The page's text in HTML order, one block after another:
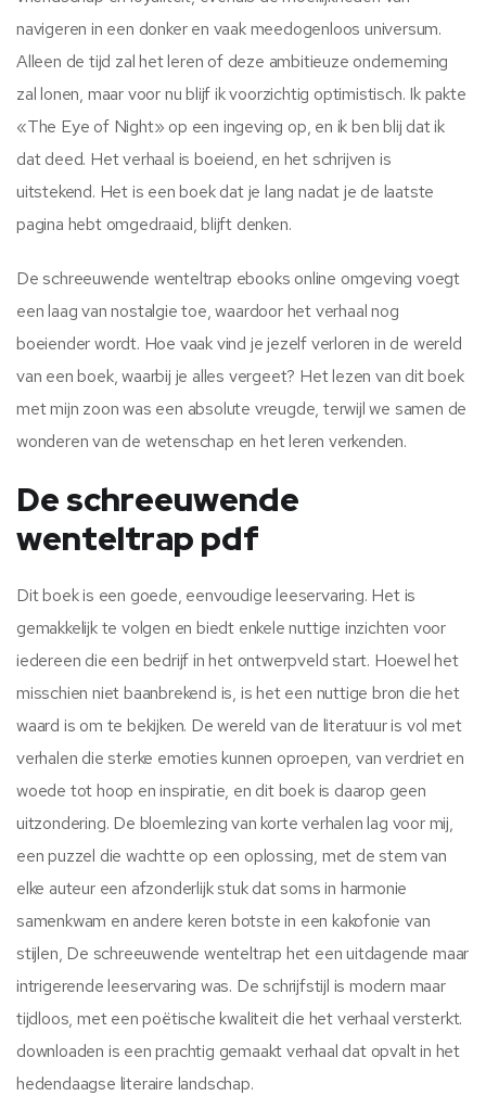
navigeren in een donker en vaak meedogenloos universum.
Alleen de tijd zal het leren of deze ambitieuze onderneming
zal lonen, maar voor nu blijf ik voorzichtig optimistisch. Ik pakte
«The Eye of Night» op een ingeving op, en ik ben blij dat ik
dat deed. Het verhaal is boeiend, en het schrijven is
uitstekend. Het is een boek dat je lang nadat je de laatste
pagina hebt omgedraaid, blijft denken.
De schreeuwende wenteltrap ebooks online omgeving voegt
een laag van nostalgie toe, waardoor het verhaal nog
boeiender wordt. Hoe vaak vind je jezelf verloren in de wereld
van een boek, waarbij je alles vergeet? Het lezen van dit boek
met mijn zoon was een absolute vreugde, terwijl we samen de
wonderen van de wetenschap en het leren verkenden.
De schreeuwende
wenteltrap pdf
Dit boek is een goede, eenvoudige leeservaring. Het is
gemakkelijk te volgen en biedt enkele nuttige inzichten voor
iedereen die een bedrijf in het ontwerpveld start. Hoewel het
misschien niet baanbrekend is, is het een nuttige bron die het
waard is om te bekijken. De wereld van de literatuur is vol met
verhalen die sterke emoties kunnen oproepen, van verdriet en
woede tot hoop en inspiratie, en dit boek is daarop geen
uitzondering. De bloemlezing van korte verhalen lag voor mij,
een puzzel die wachtte op een oplossing, met de stem van
elke auteur een afzonderlijk stuk dat soms in harmonie
samenkwam en andere keren botste in een kakofonie van
stijlen, De schreeuwende wenteltrap het een uitdagende maar
intrigerende leeservaring was. De schrijfstijl is modern maar
tijdloos, met een poëtische kwaliteit die het verhaal versterkt.
downloaden is een prachtig gemaakt verhaal dat opvalt in het
hedendaagse literaire landschap.